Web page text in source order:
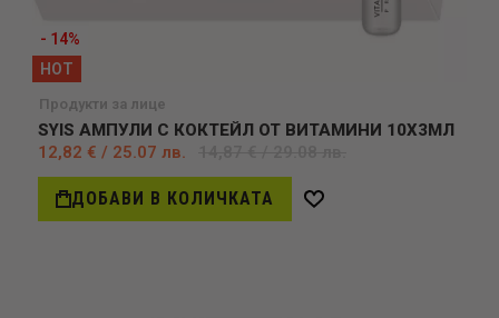
- 14%
HOT
Продукти за лице
SYIS АМПУЛИ С КОКТЕЙЛ ОТ ВИТАМИНИ 10Х3МЛ
12,82 € / 25.07 лв.
ДОБАВИ В КОЛИЧКАТА
Добави